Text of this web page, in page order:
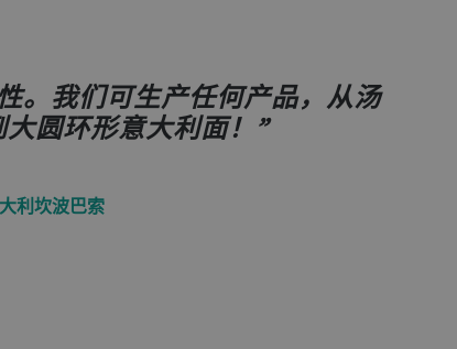
。我们可生产任何产品，从汤
圆环形意大利面！
利坎波巴索